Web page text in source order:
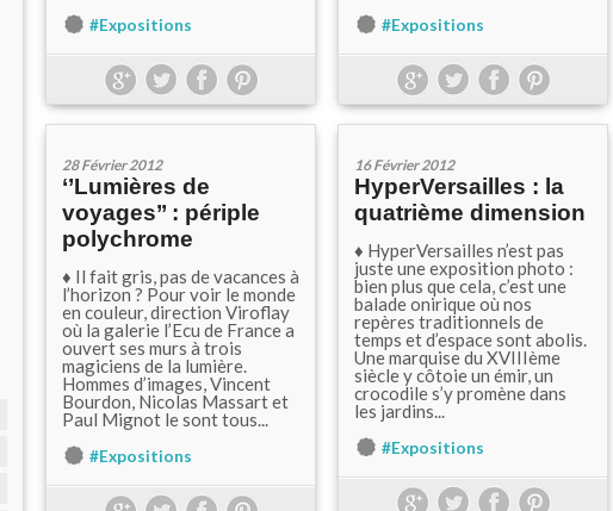
#Expositions #Expositions
28 Février 2012
‘’Lumières de
voyages’’ : périple
polychrome
♦ Il fait gris, pas de vacances à
l’horizon ? Pour voir le monde
en couleur, direction Viroflay
où la galerie l’Ecu de France a
ouvert ses murs à trois
magiciens de la lumière.
Hommes d’images, Vincent
Bourdon, Nicolas Massart et
Paul Mignot le sont tous...
#Expositions
16 Février 2012
HyperVersailles : la
quatrième dimension
♦ HyperVersailles n’est pas
juste une exposition photo :
bien plus que cela, c’est une
balade onirique où nos
repères traditionnels de
temps et d’espace sont abolis.
Une marquise du XVIIIème
siècle y côtoie un émir, un
crocodile s’y promène dans
les jardins...
#Expositions